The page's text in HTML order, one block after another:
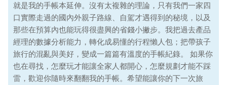
就是我的手帳本延伸。沒有太複雜的理論，只有我們一家四
口實際走過的國內外親子路線、自駕才遇得到的秘境，以及
那些在預算內也能玩得很盡興的省錢小撇步。我把過去產品
經理的數據分析能力，轉化成易懂的行程懶人包；把帶孩子
旅行的混亂與美好，變成一篇篇有溫度的手帳紀錄。 如果你
也在尋找，怎麼玩才能讓全家人都開心，怎麼規劃才能不踩
雷，歡迎你隨時來翻翻我的手帳。希望能讓你的下一次旅